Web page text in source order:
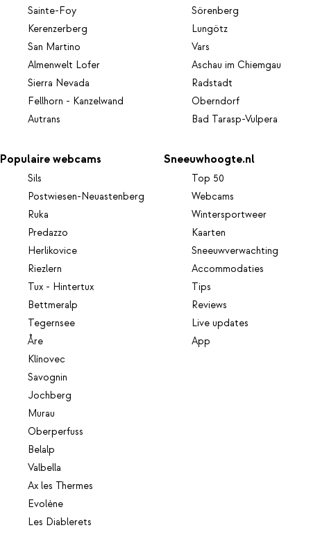
Sainte-Foy
Kerenzerberg
San Martino
Almenwelt Lofer
Sierra Nevada
Fellhorn - Kanzelwand
Autrans
Sörenberg
Lungötz
Vars
Aschau im Chiemgau
Radstadt
Oberndorf
Bad Tarasp-Vulpera
Populaire webcams
Sils
Postwiesen-Neuastenberg
Ruka
Predazzo
Herlikovice
Riezlern
Tux - Hintertux
Bettmeralp
Tegernsee
Åre
Klínovec
Savognin
Jochberg
Murau
Oberperfuss
Belalp
Valbella
Ax les Thermes
Evolène
Les Diablerets
Sneeuwhoogte.nl
Top 50
Webcams
Wintersportweer
Kaarten
Sneeuwverwachting
Accommodaties
Tips
Reviews
Live updates
App